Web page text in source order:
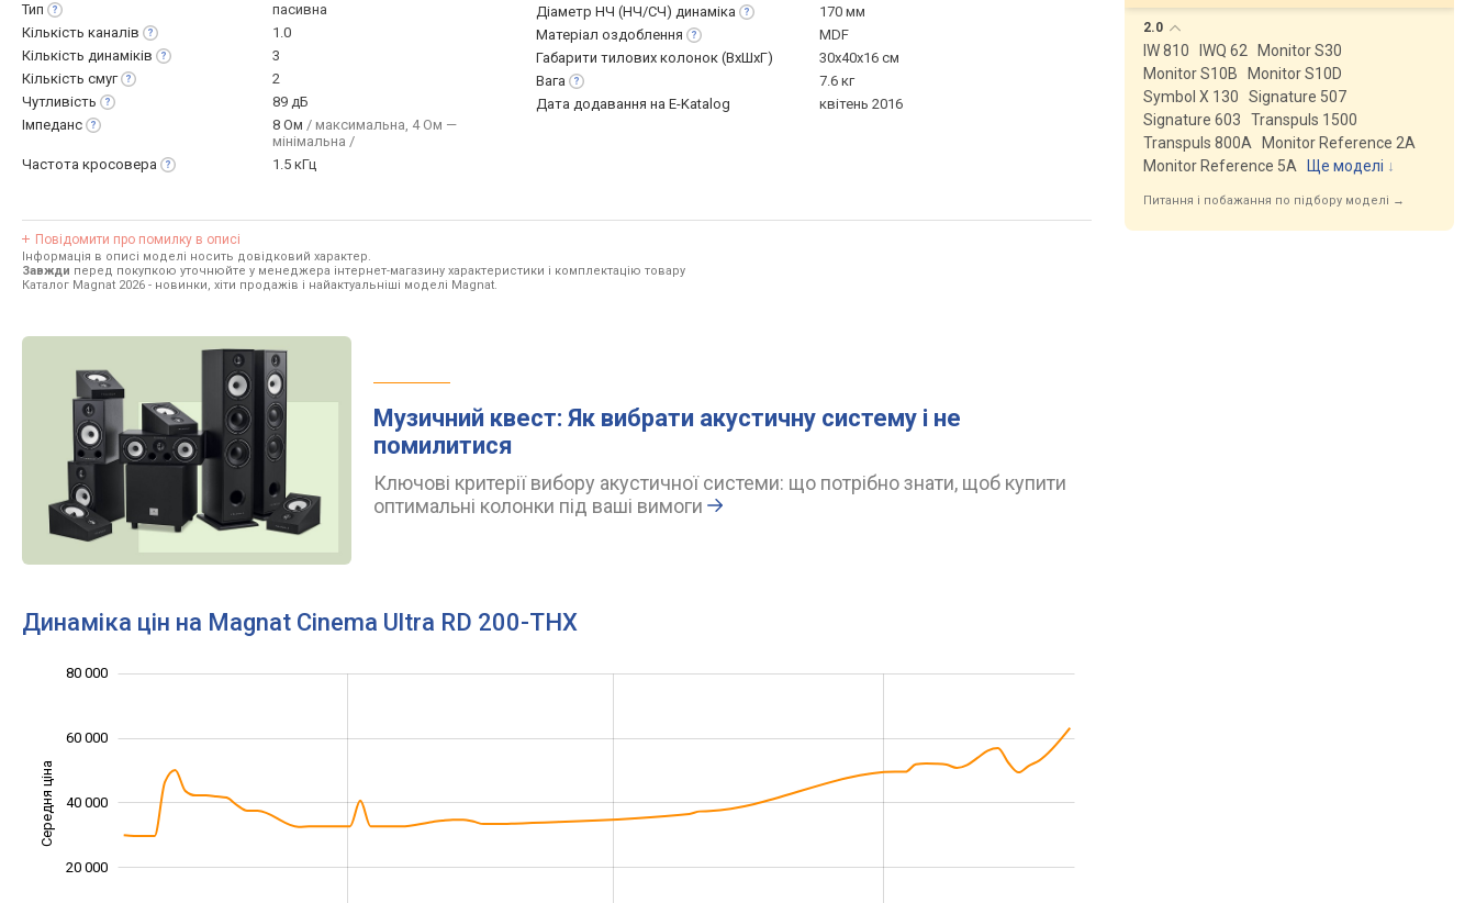
Тип
пасивна
Кількість каналів
1.0
Кількість динаміків
3
Кількість смуг
2
Чутливість
89 дБ
Імпеданс
8 Ом / максимальна, 4 Ом —
мінімальна /
Частота кросовера 1.5 кГц
Діаметр НЧ (НЧ/СЧ) динаміка
170 мм
Матеріал оздоблення
MDF
Габарити тилових колонок (ВхШхГ)
30х40х16 см
Вага
7.6 кг
Дата додавання на E-Katalog
квітень 2016
Повідомити про помилку в описі
Інформація в описі моделі носить довідковий характер.
Завжди перед покупкою уточнюйте у менеджера інтернет-магазину характеристики і комплектацію товару
Каталог Magnat 2026 - новинки, хіти продажів і найактуальніші моделі Magnat.
Музичний квест: Як вибрати акустичну систему і не
помилитися
Ключові критерії вибору акустичної системи: що потрібно знати, щоб купити
оптимальні колонки під ваші вимоги
Динаміка цін на Magnat Cinema Ultra RD 200-THX
Середня ціна 10 000
20 000
40 000
60 000
80 000
2.0
IW 810 IWQ 62
Monitor S30
Monitor S10B
Monitor S10D
Symbol X 130
Signature 507
Signature 603
Transpuls 1500
Transpuls 800A
Monitor Reference 2A
Monitor Reference 5A
Ще моделі ↓
Питання і побажання по підбору моделі →